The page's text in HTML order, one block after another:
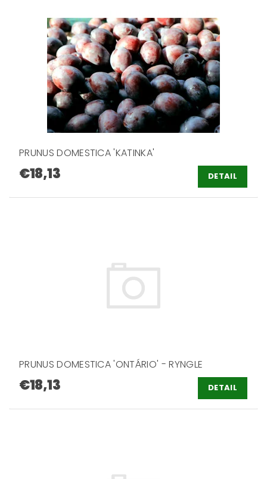
PRUNUS DOMESTICA 'KATINKA'
€18,13 DETAIL
PRUNUS DOMESTICA 'ONTÁRIO' - RYNGLE
€18,13 DETAIL